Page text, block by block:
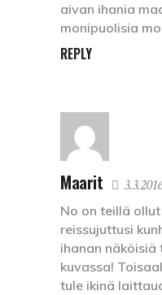
aivan ihania
monipuolisia
REPLY
Maarit 3.3.2016
No on teillä
reissujuttusi
ihanan näköisiä
kuvassa!
tule ikinä